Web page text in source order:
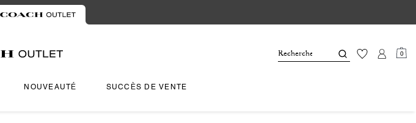
0
NOUVEAUTÉ SUCCÈS DE VENTE